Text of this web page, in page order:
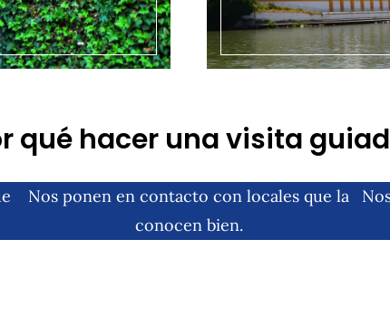
qué hacer una visita
Nos ponen en contacto con locales que la
conocen bien.